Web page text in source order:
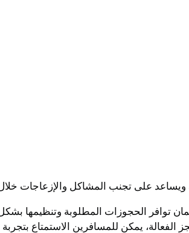
على تجنب المشاكل والإزعاجات
الحجوزات المطلوبة وتنظيمها
الفعالة، يمكن للمسافرين الاستمتاع